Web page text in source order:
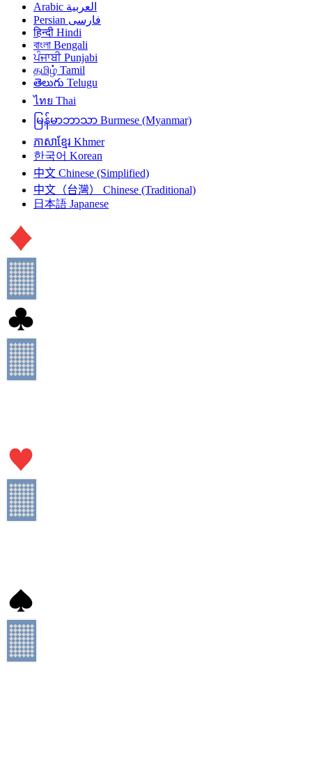
العربية Arabic
فارسی Persian
हिन्दी Hindi
বাংলা Bengali
ਪੰਜਾਬੀ Punjabi
தமிழ் Tamil
తెలుగు Telugu
ไทย Thai
မြန်မာဘာသာ Burmese (Myanmar)
ភាសាខ្មែរ Khmer
한국어 Korean
中文 Chinese (Simplified)
中文（台灣）
Chinese (Traditional)
日本語 Japanese